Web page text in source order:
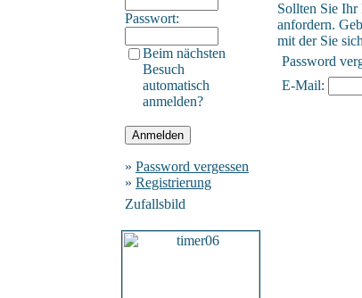
Passwort:
Beim nächsten
Besuch
automatisch
anmelden?
» Password vergessen
» Registrierung
Zufallsbild
Sollten Sie Ihr
anfordern.
mit der Sie
Password
E-Mail: